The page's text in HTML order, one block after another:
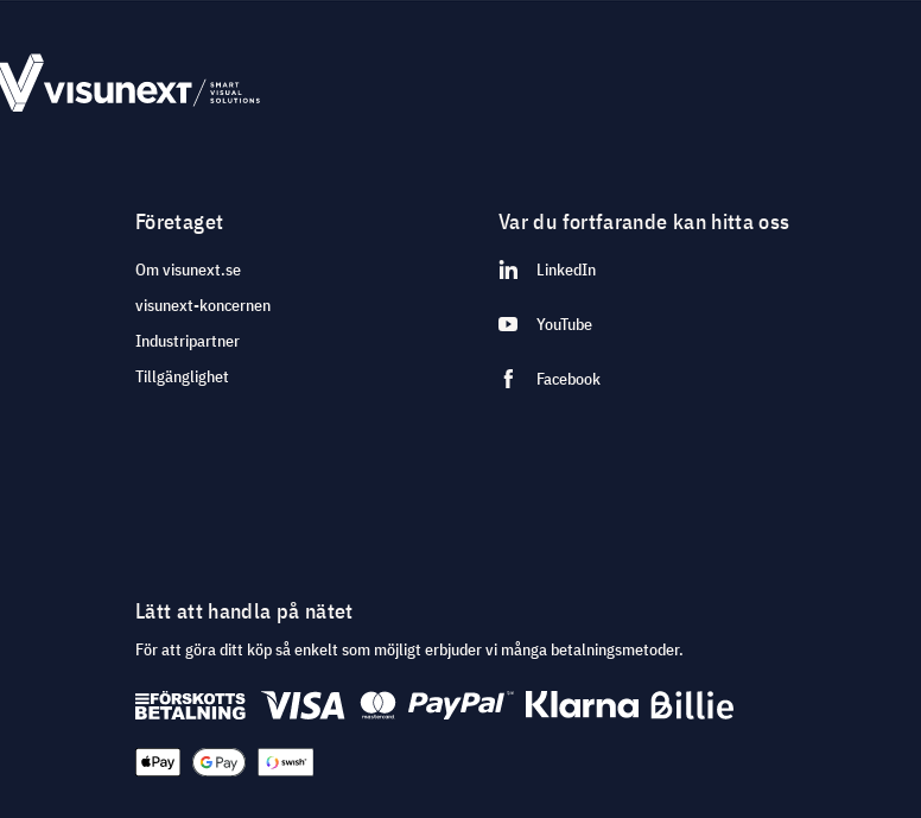
Företaget
Om visunext.se
visunext-koncernen
Industripartner
Tillgänglighet
Var du fortfarande kan hitta oss
LinkedIn
YouTube
Facebook
Lätt att handla på nätet
För att göra ditt köp så enkelt som möjligt erbjuder vi många betalningsmetoder.